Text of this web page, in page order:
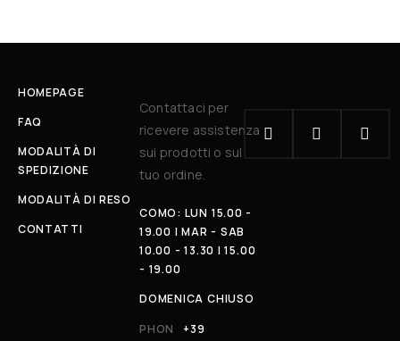
HOMEPAGE
FAQ
MODALITÀ DI
SPEDIZIONE
MODALITÀ DI RESO
CONTATTI
Contattaci per
ricevere assistenza
sui prodotti o sul
tuo ordine.
COMO: LUN 15.00 -
19.00 | MAR - SAB
10.00 - 13.30 | 15.00
- 19.00
DOMENICA CHIUSO
PHON
+39